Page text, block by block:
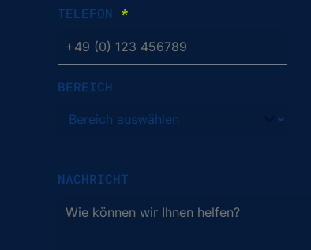
TELEFON *
BEREICH
NACHRICHT